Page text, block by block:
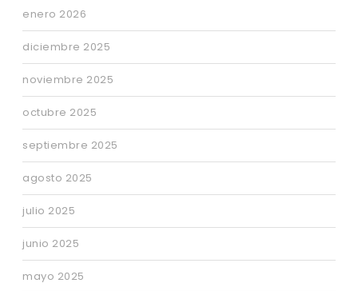
enero 2026
diciembre 2025
noviembre 2025
octubre 2025
septiembre 2025
agosto 2025
julio 2025
junio 2025
mayo 2025